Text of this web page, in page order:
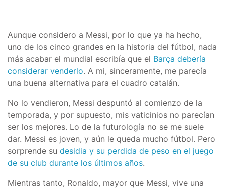
Aunque considero a Messi, por lo que ya ha hecho,
uno de los cinco grandes en la historia del fútbol, nada
más acabar el mundial escribía que el Barça debería
considerar venderlo. A mi, sinceramente, me parecía
una buena alternativa para el cuadro catalán.
No lo vendieron, Messi despuntó al comienzo de la
temporada, y por supuesto, mis vaticinios no parecían
ser los mejores. Lo de la futurología no se me suele
dar. Messi es joven, y aún le queda mucho fútbol. Pero
sorprende su desidia y su perdida de peso en el juego
de su club durante los últimos años.
Mientras tanto, Ronaldo, mayor que Messi, vive una